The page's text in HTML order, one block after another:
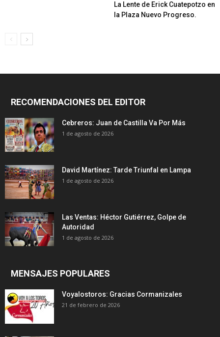
La Lente de Erick Cuatepotzo en
la Plaza Nuevo Progreso.
RECOMENDACIONES DEL EDITOR
Cebreros: Juan de Castilla Va Por Más
1 de agosto de 2026
David Martínez: Tarde Triunfal en Lampa
1 de agosto de 2026
Las Ventas: Héctor Gutiérrez, Golpe de
Autoridad
1 de agosto de 2026
MENSAJES POPULARES
Voyalostoros: Gracias Cormanizales
21 de febrero de 2026